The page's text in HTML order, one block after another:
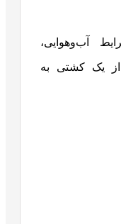
آب‌وهوایی،
از یک کشتی به